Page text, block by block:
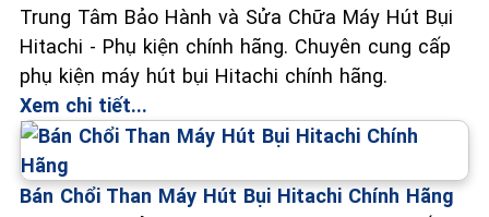
Trung Tâm Bảo Hành và Sửa Chữa Máy Hút Bụi
Hitachi - Phụ kiện chính hãng. Chuyên cung cấp
phụ kiện máy hút bụi Hitachi chính hãng.
Xem chi tiết...
Bán Chổi Than Máy Hút Bụi Hitachi Chính Hãng